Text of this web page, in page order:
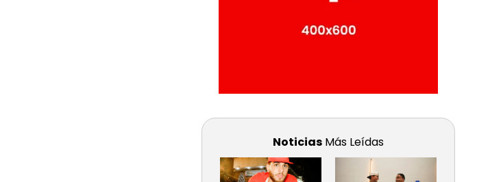
Noticias Más Leídas